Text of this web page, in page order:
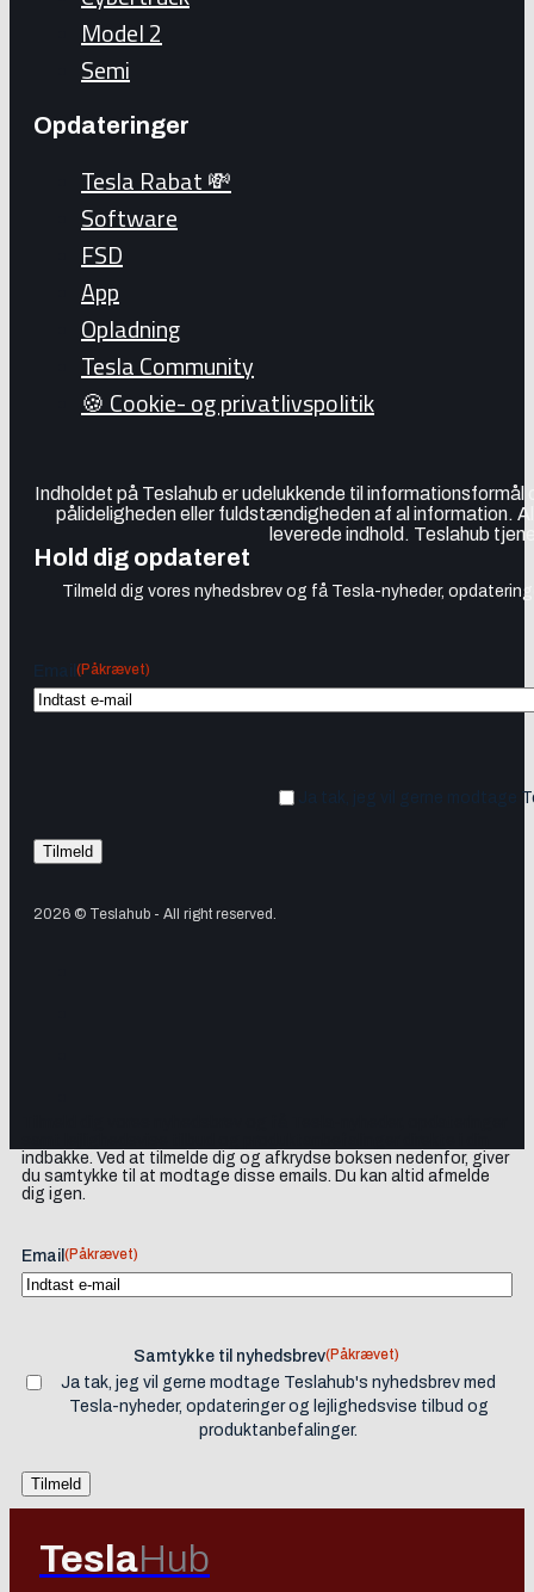
Model 2
Semi
Opdateringer
Tesla Rabat 💸
Software
FSD
App
Opladning
Tesla Community
🍪 Cookie- og privatlivspolitik
Indholdet på Teslahub er udelukkende til
pålideligheden eller fuldstændigheden af al information.
leverede indhold. Teslahub
Hold dig opdateret
Tilmeld dig vores nyhedsbrev og få Tesla-nyheder,
(Påkrævet)
Ja tak, jeg vil gerne modtage
2026 © Teslahub - All right reserved.
indbakke. Ved at tilmelde dig og afkrydse boksen nedenfor, giver
du samtykke til at modtage disse emails. Du kan altid afmelde
dig igen.
Email (Påkrævet)
Samtykke til nyhedsbrev(Påkrævet)
Ja tak, jeg vil gerne modtage Teslahub's nyhedsbrev med
Tesla-nyheder, opdateringer og lejlighedsvise tilbud og
produktanbefalinger.
TeslaHub